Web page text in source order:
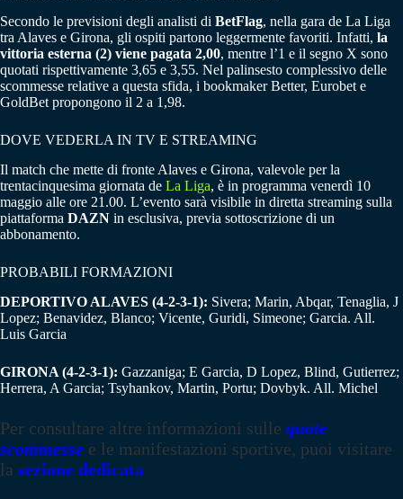
Secondo le previsioni degli analisti di BetFlag, nella gara de La Liga
tra Alaves e Girona, gli ospiti partono leggermente favoriti. Infatti, la
vittoria esterna (2) viene pagata 2,00, mentre l’1 e il segno X sono
quotati rispettivamente 3,65 e 3,55. Nel palinsesto complessivo delle
scommesse relative a questa sfida, i bookmaker Better, Eurobet e
GoldBet propongono il 2 a 1,98.
DOVE VEDERLA IN TV E STREAMING
Il match che mette di fronte Alaves e Girona, valevole per la
trentacinquesima giornata de La Liga, è in programma venerdì 10
maggio alle ore 21.00. L’evento sarà visibile in diretta streaming sulla
piattaforma DAZN in esclusiva, previa sottoscrizione di un
abbonamento.
PROBABILI FORMAZIONI
DEPORTIVO ALAVES (4-2-3-1): Sivera; Marin, Abqar, Tenaglia, J
Lopez; Benavidez, Blanco; Vicente, Guridi, Simeone; Garcia. All.
Luis Garcia
GIRONA (4-2-3-1): Gazzaniga; E Garcia, D Lopez, Blind, Gutierrez;
Herrera, A Garcia; Tsyhankov, Martin, Portu; Dovbyk. All. Michel
Per consultare altre informazioni sulle quote
scommesse e le manifestazioni sportive, puoi visitare
la sezione dedicata